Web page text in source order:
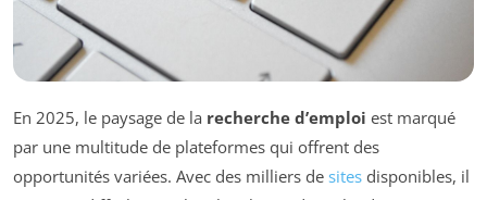
En 2025, le paysage de la recherche d’emploi est marqué
par une multitude de plateformes qui offrent des
opportunités variées. Avec des milliers de sites disponibles, il